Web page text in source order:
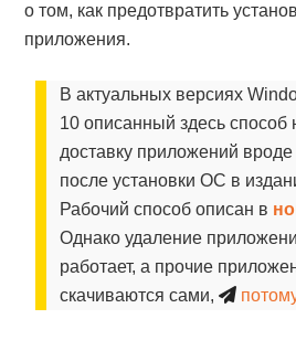
о том, как предотвратить
приложения.
В актуальных версиях
10 описанный здесь способ
доставку приложений
после установки ОС в
Рабочий способ описан в
Однако удаление
работает, а прочие
скачиваются сами,